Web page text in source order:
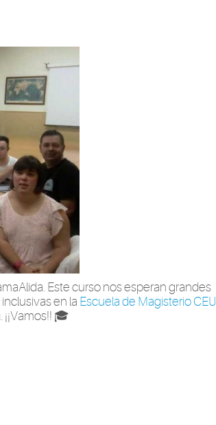
Este curso nos esperan grandes
en la Escuela de Magisterio CEU
🎓